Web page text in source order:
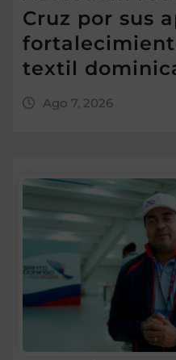
Cruz por sus
textil
Ago 7, 2026